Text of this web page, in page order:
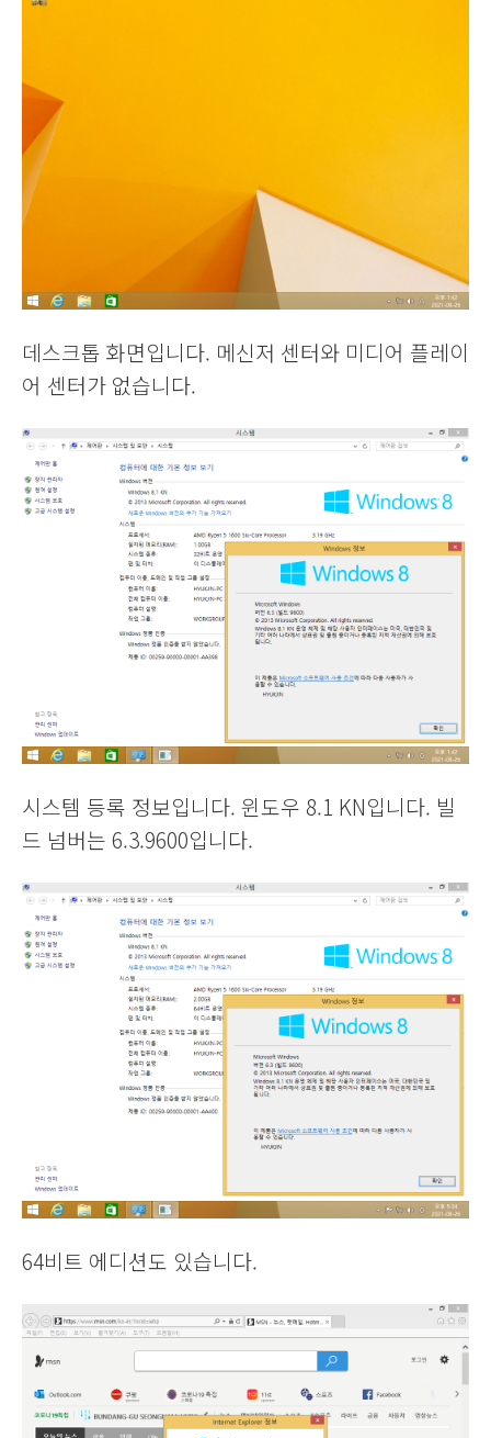
데스크톱 화면입니다. 메신저 센터와 미디어 플레이
어 센터가 없습니다.
시스템 등록 정보입니다. 윈도우 8.1 KN입니다. 빌
드 넘버는 6.3.9600입니다.
64비트 에디션도 있습니다.